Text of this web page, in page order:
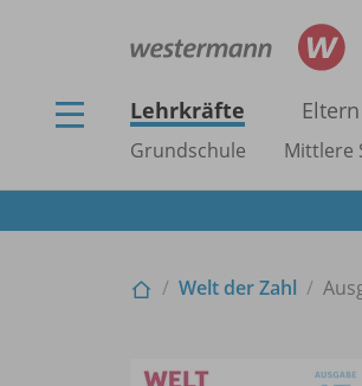
Lehrkräfte
Grundschule Mittlere
Welt der Zahl